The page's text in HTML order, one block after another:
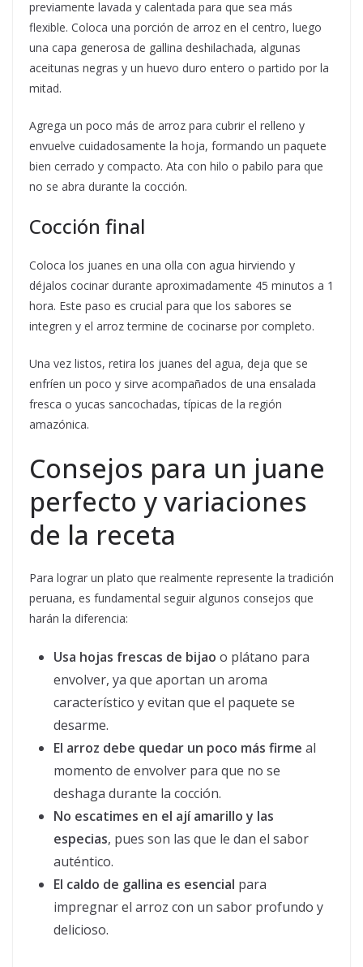
previamente lavada y calentada para que sea más
flexible. Coloca una porción de arroz en el centro, luego
una capa generosa de gallina deshilachada, algunas
aceitunas negras y un huevo duro entero o partido por la
mitad.
Agrega un poco más de arroz para cubrir el relleno y
envuelve cuidadosamente la hoja, formando un paquete
bien cerrado y compacto. Ata con hilo o pabilo para que
no se abra durante la cocción.
Cocción final
Coloca los juanes en una olla con agua hirviendo y
déjalos cocinar durante aproximadamente 45 minutos a 1
hora. Este paso es crucial para que los sabores se
integren y el arroz termine de cocinarse por completo.
Una vez listos, retira los juanes del agua, deja que se
enfríen un poco y sirve acompañados de una ensalada
fresca o yucas sancochadas, típicas de la región
amazónica.
Consejos para un juane
perfecto y variaciones
de la receta
Para lograr un plato que realmente represente la tradición
peruana, es fundamental seguir algunos consejos que
harán la diferencia:
Usa hojas frescas de bijao o plátano para
envolver, ya que aportan un aroma
característico y evitan que el paquete se
desarme.
El arroz debe quedar un poco más firme al
momento de envolver para que no se
deshaga durante la cocción.
No escatimes en el ají amarillo y las
especias, pues son las que le dan el sabor
auténtico.
El caldo de gallina es esencial para
impregnar el arroz con un sabor profundo y
delicioso.